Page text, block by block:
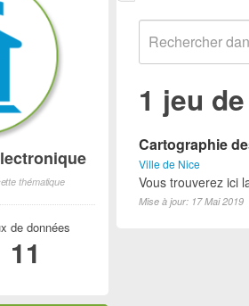
1 jeu
Cartographie
Ville de Nice
Vous trouverez ici
Mise à jour: 17 Mai 2019
thématique
de données
11